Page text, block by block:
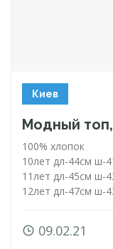
Киев
Модный
100% хлопок
10лет дл-44см ш-
11лет дл-45см ш-
12лет дл-47см ш-
09.02.21